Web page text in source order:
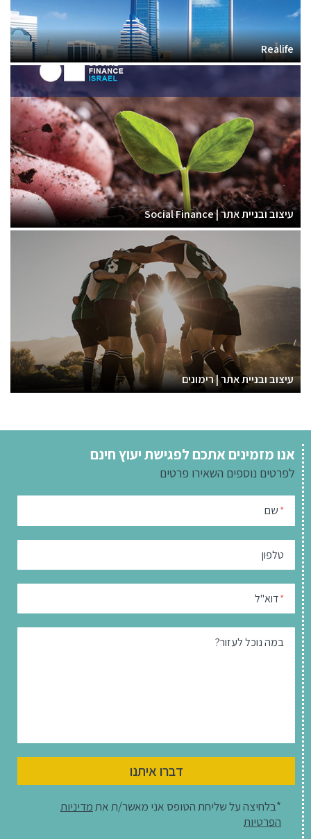
Realife
עיצוב ובניית אתר | Social Finance
עיצוב ובניית אתר | רימונים
אנו מזמינים אתכם לפגישת יעוץ חינם
לפרטים נוספים השאירו פרטים
* שם
טלפון
*דוא"ל
במה נוכל לעזור?
דברו איתנו
*בלחיצה על שליחת הטופס אני מאשר/ת אתמדיניות
הפרטיות